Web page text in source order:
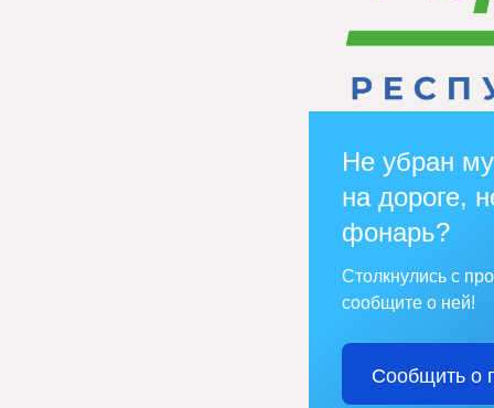
Не убран
на дороге,
фонарь?
Столкнулись с
сообщите о ней!
Сообщить о